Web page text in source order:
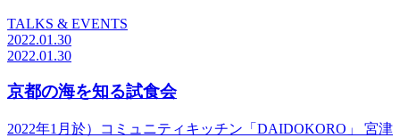
TALKS & EVENTS
2022.01.30
2022.01.30
京都の海を知る試食会
2022年1月於）コミュニティキッチン「DAIDOKORO」 宮津